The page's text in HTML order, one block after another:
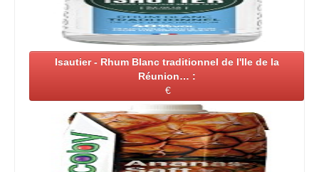
Isautier - Rhum Blanc traditionnel de l'Ile de la
Réunion… :
€